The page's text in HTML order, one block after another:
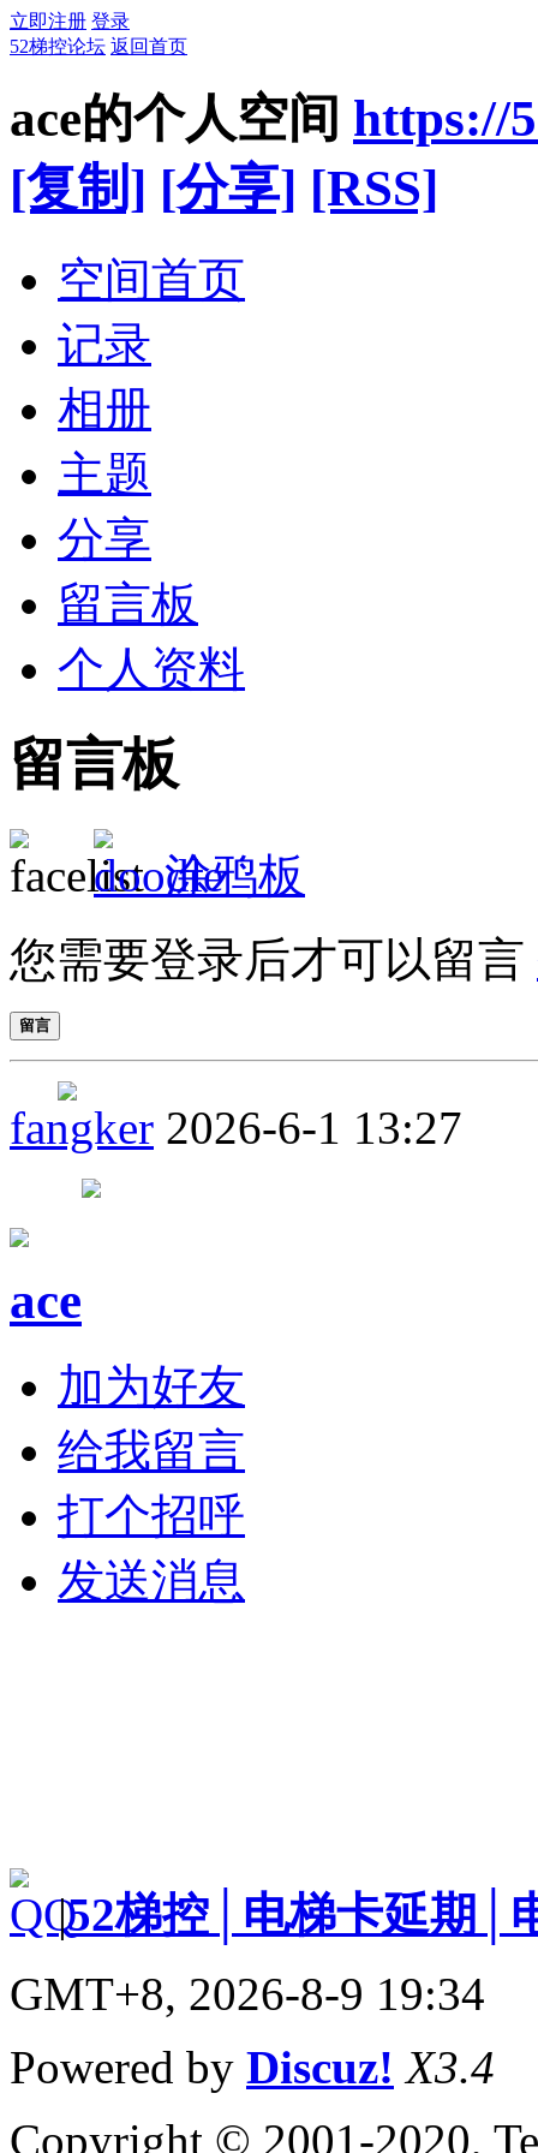
立即注册 登录
52梯控论坛 返回首页
ace的个人空间 https://
[复制] [分享] [RSS]
空间首页
记录
相册
主题
分享
留言板
个人资料
留言板
涂鸦板
您需要登录后才可以留言
留言
fangker 2026-6-1 13:27
ace
加为好友
给我留言
打个招呼
发送消息
|52梯控│电梯卡延期│
GMT+8, 2026-8-9 19:34
Powered by Discuz! X3.4
Copyright © 2001-2020,